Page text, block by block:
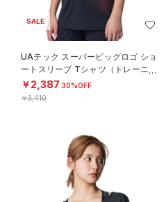
SALE
UAテック スーパービッグロゴ ショ
ートスリーブ Tシャツ（トレーニン
グ/BOYS）
￥2,387 30%OFF
￥3,410